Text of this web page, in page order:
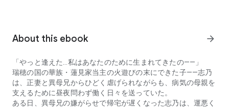
About this ebook arrow_forward
「やっと逢えた…私はあなたのために生まれてきたの——」
瑞穂の国の華族・蓮見家当主の火遊びの末にできた子——志乃
は、正妻と異母兄からひどく虐げられながらも、病気の母親を
支えるために昼夜問わず働く日々を送っていた。
ある日、異母兄の嫌がらせで帰宅が遅くなった志乃は、運悪く